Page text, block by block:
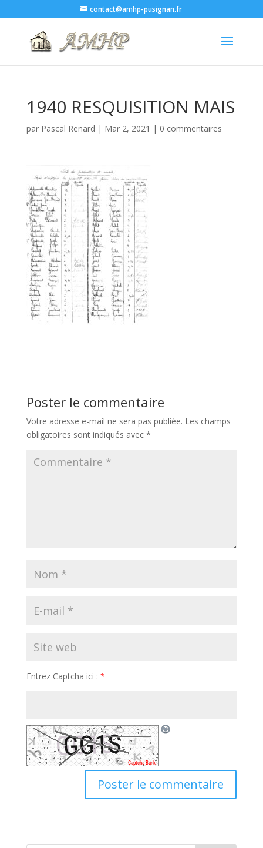
contact@amhp-pusignan.fr
1940 RESQUISITION MAIS
par Pascal Renard | Mar 2, 2021 | 0 commentaires
Poster le commentaire
Votre adresse e-mail ne sera pas publiée. Les champs
obligatoires sont indiqués avec *
Entrez Captcha ici : *